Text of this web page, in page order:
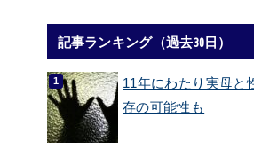
記事ランキング（過去30日）
11年にわたり実母
存の可能性も